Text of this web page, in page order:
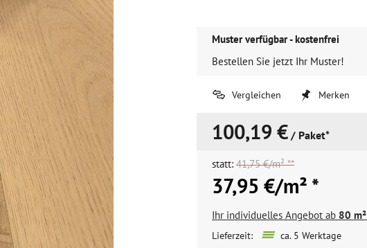
Muster verfügbar - kostenfrei
Bestellen Sie jetzt Ihr Muster!
Vergleichen Merken
100,19 € / Paket*
statt: 41,75 €/m² **
37,95 €/m² *
Ihr individuelles Angebot ab 80 m²
Lieferzeit: ca. 5 Werktage